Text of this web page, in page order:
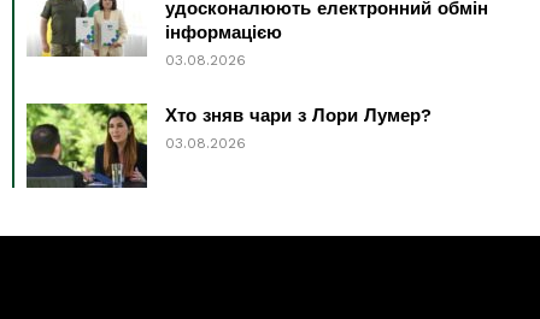
удосконалюють електронний обмін
інформацією
03.08.2026
Хто зняв чари з Лори Лумер?
03.08.2026